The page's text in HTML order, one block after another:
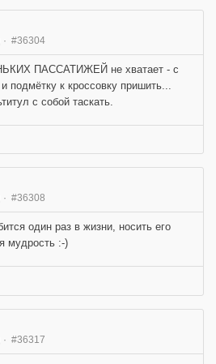
#36304
ПАССАТИЖЕЙ не хватает - с
подмётку к кроссовку пришить...
с собой таскать.
#36308
один раз в жизни, носить его
мудрость :-)
#36317